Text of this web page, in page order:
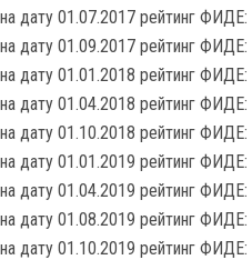
на дату 01.07.2017 рейтинг ФИДЕ:
на дату 01.09.2017 рейтинг ФИДЕ:
на дату 01.01.2018 рейтинг ФИДЕ:
на дату 01.04.2018 рейтинг ФИДЕ:
на дату 01.10.2018 рейтинг ФИДЕ:
на дату 01.01.2019 рейтинг ФИДЕ:
на дату 01.04.2019 рейтинг ФИДЕ:
на дату 01.08.2019 рейтинг ФИДЕ:
на дату 01.10.2019 рейтинг ФИДЕ: